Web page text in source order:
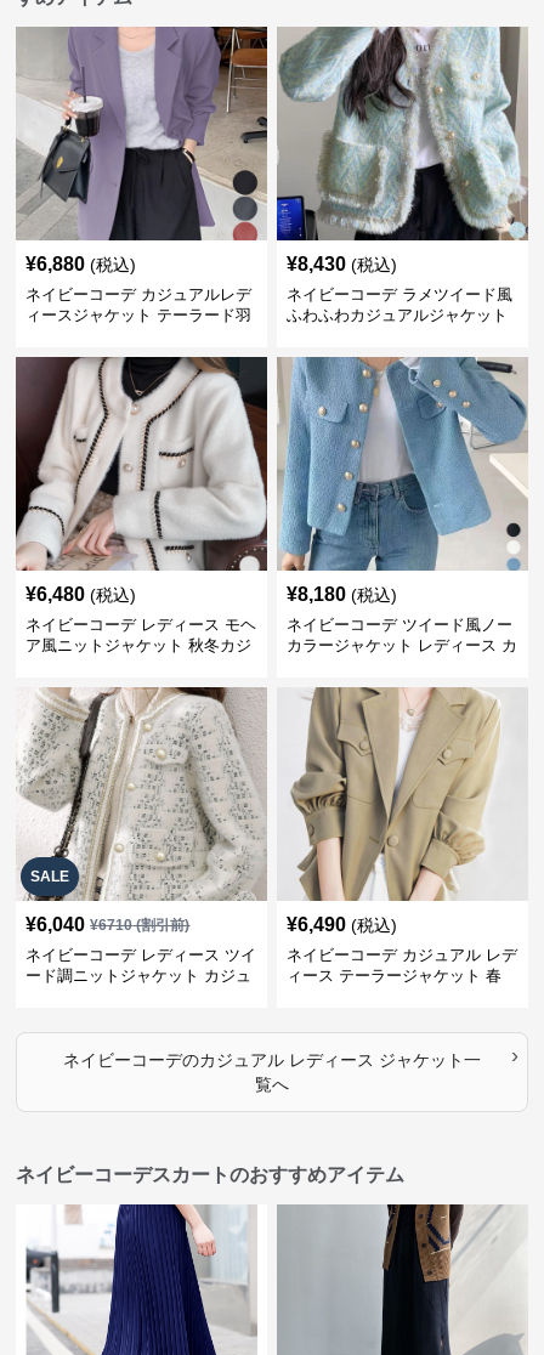
¥6,880 (税込)
ネイビーコーデ カジュアルレデ
ィースジャケット テーラード羽
¥8,430 (税込)
ネイビーコーデ ラメツイード風
ふわふわカジュアルジャケット
¥6,480 (税込)
ネイビーコーデ レディース モヘ
ア風ニットジャケット 秋冬カジ
¥8,180 (税込)
ネイビーコーデ ツイード風ノー
カラージャケット レディース カ
SALE
¥6,040 ¥6710(割引前)
ネイビーコーデ レディース ツイ
ード調ニットジャケット カジュ
¥6,490 (税込)
ネイビーコーデ カジュアル レデ
ィース テーラージャケット 春
ネイビーコーデのカジュアル レディース ジャケット一
覧へ
›
ネイビーコーデスカートのおすすめアイテム